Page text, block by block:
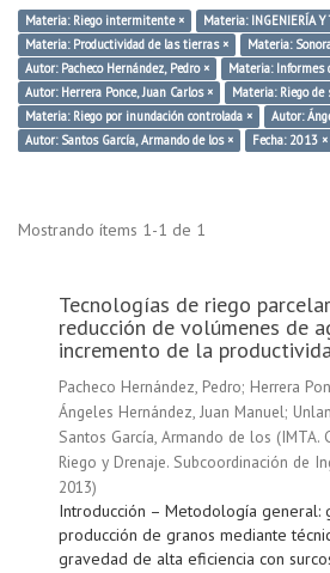
Materia: Riego intermitente ×
Materia: INGENIERÍA Y
Materia: Productividad de las tierras ×
Materia:
Autor: Pacheco Hernández, Pedro ×
Materia: Informes
Autor: Herrera Ponce, Juan Carlos ×
Materia: Riego de
Materia: Riego por inundación controlada ×
Autor:
Autor: Santos García, Armando de los ×
Fecha: 2013 ×
Mostrando ítems 1-1 de 1
Tecnologías de riego
reducción de volúmenes de
incremento de la
Pacheco Hernández, Pedro; Herrera
Ángeles Hernández, Juan Manuel;
Santos García, Armando de los (IMTA.
Riego y Drenaje. Subcoordinación de
2013)
Introducción – Metodología general:
producción de granos mediante
gravedad de alta eficiencia con